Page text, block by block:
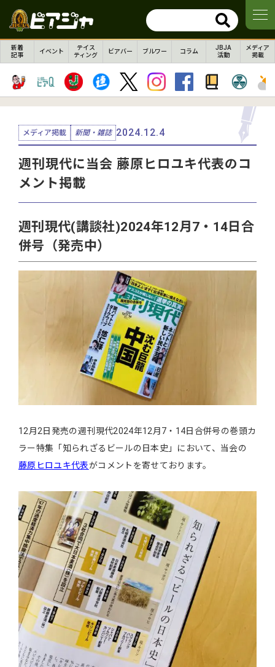
新着
記事
イベント
テイス
ティング
ビアバー ブルワー コラム
JBJA
活動
メディア
掲載
メディア掲載 新聞・雑誌 2024.12.4
週刊現代に当会 藤原ヒロユキ代表のコ
メント掲載
週刊現代(講談社)2024年12月7・14日合
併号（発売中）
12月2日発売の週刊現代2024年12月7・14日合併号の巻頭カ
ラー特集「知られざるビールの日本史」において、当会の
藤原ヒロユキ代表がコメントを寄せております。